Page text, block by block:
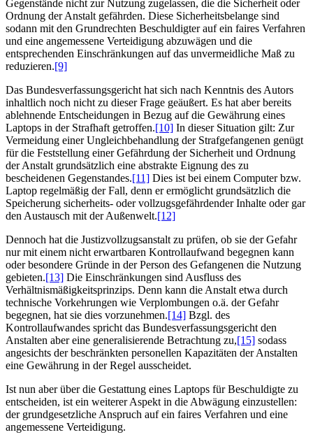
Gegenstände nicht zur Nutzung zugelassen, die die Sicherheit oder
Ordnung der Anstalt gefährden. Diese Sicherheitsbelange sind
sodann mit den Grundrechten Beschuldigter auf ein faires Verfahren
und eine angemessene Verteidigung abzuwägen und die
entsprechenden Einschränkungen auf das unvermeidliche Maß zu
reduzieren.[9]
Das Bundesverfassungsgericht hat sich nach Kenntnis des Autors
inhaltlich noch nicht zu dieser Frage geäußert. Es hat aber bereits
ablehnende Entscheidungen in Bezug auf die Gewährung eines
Laptops in der Strafhaft getroffen.[10] In dieser Situation gilt: Zur
Vermeidung einer Ungleichbehandlung der Strafgefangenen genügt
für die Feststellung einer Gefährdung der Sicherheit und Ordnung
der Anstalt grundsätzlich eine abstrakte Eignung des zu
bescheidenen Gegenstandes.[11] Dies ist bei einem Computer bzw.
Laptop regelmäßig der Fall, denn er ermöglicht grundsätzlich die
Speicherung sicherheits- oder vollzugsgefährdender Inhalte oder gar
den Austausch mit der Außenwelt.[12]
Dennoch hat die Justizvollzugsanstalt zu prüfen, ob sie der Gefahr
nur mit einem nicht erwartbaren Kontrollaufwand begegnen kann
oder besondere Gründe in der Person des Gefangenen die Nutzung
gebieten.[13] Die Einschränkungen sind Ausfluss des
Verhältnismäßigkeitsprinzips. Denn kann die Anstalt etwa durch
technische Vorkehrungen wie Verplombungen o.ä. der Gefahr
begegnen, hat sie dies vorzunehmen.[14] Bzgl. des
Kontrollaufwandes spricht das Bundesverfassungsgericht den
Anstalten aber eine generalisierende Betrachtung zu,[15] sodass
angesichts der beschränkten personellen Kapazitäten der Anstalten
eine Gewährung in der Regel ausscheidet.
Ist nun aber über die Gestattung eines Laptops für Beschuldigte zu
entscheiden, ist ein weiterer Aspekt in die Abwägung einzustellen:
der grundgesetzliche Anspruch auf ein faires Verfahren und eine
angemessene Verteidigung.